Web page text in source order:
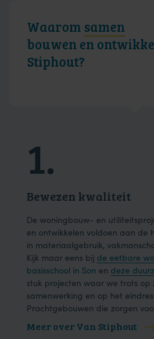
Waarom samen
bouwen en
Stiphout?
1.
Bewezen kwaliteit
De woningbouw- en
en ontwikkelen voldoen aan de
in materiaalgebruik,
Kijk maar eens bij de eetbare
basisschool in Son en deze
stuk projecten waar we trots op
samenwerking en op het
Prachtgebouwen die zorgen
Meer over Van Stiphout